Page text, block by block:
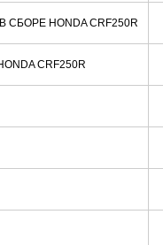
HONDA CRF250R
CRF250R